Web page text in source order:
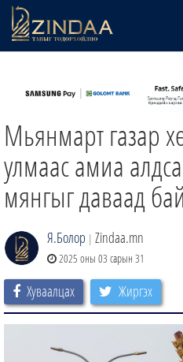
ТВ8
ӨГЛӨӨНИЙ СОНИН
ЗИНДАА СЭТГҮҮЛ
Мьянмарт газар
улмаас амиа
мянгыг даваад
Я.Болор | Zindaa.mn
2025 оны 03 сарын 31
Хуваалцах Жиргэх